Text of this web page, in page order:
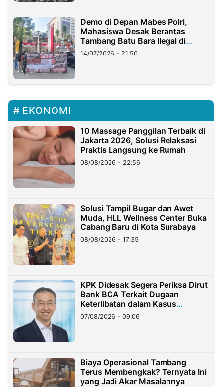
Demo di Depan Mabes Polri,
Mahasiswa Desak Berantas
Tambang Batu Bara Ilegal di
Lampung
14/07/2026 - 21:50
EKONOMI
10 Massage Panggilan Terbaik di
Jakarta 2026, Solusi Relaksasi
Praktis Langsung ke Rumah
08/08/2026 - 22:56
Solusi Tampil Bugar dan Awet
Muda, HLL Wellness Center Buka
Cabang Baru di Kota Surabaya
08/08/2026 - 17:35
KPK Didesak Segera Periksa Dirut
Bank BCA Terkait Dugaan
Keterlibatan dalam Kasus
Hilangnya Dana Nasabah Rp2,58
Miliar
07/08/2026 - 09:06
Biaya Operasional Tambang
Terus Membengkak? Ternyata Ini
yang Jadi Akar Masalahnya